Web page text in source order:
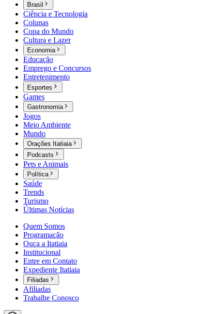
Brasil
Ciência e Tecnologia
Colunas
Copa do Mundo
Cultura e Lazer
Economia
Educação
Emprego e Concursos
Entretenimento
Esportes
Games
Gastronomia
Jogos
Meio Ambiente
Mundo
Orações Itatiaia
Podcasts
Pets e Animais
Política
Saúde
Trends
Turismo
Últimas Notícias
Quem Somos
Programação
Ouça a Itatiaia
Institucional
Entre em Contato
Expediente Itatiaia
Filiadas
Afiliadas
Trabalhe Conosco